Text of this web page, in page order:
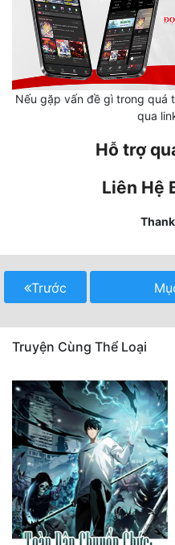
Nữ Cường
Nữ Phụ
Phong Thủy - Tâm Linh
Sắc
Sủng
Tiểu Thuyết
Trinh Thám
Triều Đấu
Trùng Sinh
Trọng Sinh
Nếu gặp vấn đề gì trong quá
qua
Hỗ trợ
Liên Hệ
Trước
Truyện Cùng Thể Loại